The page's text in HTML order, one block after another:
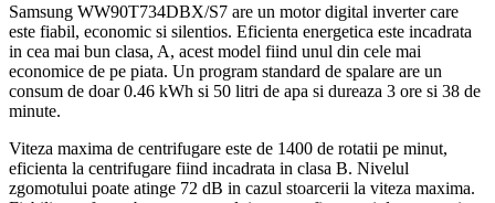
Samsung WW90T734DBX/S7 are un motor digital inverter care
este fiabil, economic si silentios. Eficienta energetica este incadrata
in cea mai bun clasa, A, acest model fiind unul din cele mai
economice de pe piata. Un program standard de spalare are un
consum de doar 0.46 kWh si 50 litri de apa si dureaza 3 ore si 38 de
minute.
Viteza maxima de centrifugare este de 1400 de rotatii pe minut,
eficienta la centrifugare fiind incadrata in clasa B. Nivelul
zgomotului poate atinge 72 dB in cazul stoarcerii la viteza maxima.